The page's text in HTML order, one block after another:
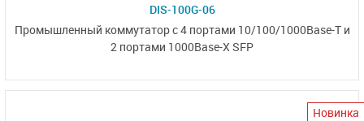
DIS-100G-06
Промышленный коммутаторс 4 портами 10/100/1000Base-Tи
2 портами 1000Base-X SFP
Новинка